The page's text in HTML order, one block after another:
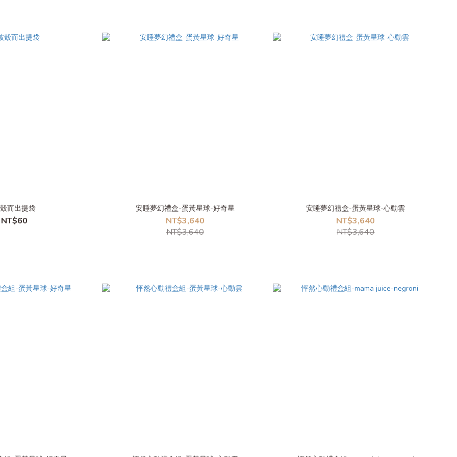
而出提袋
NT$60
安睡夢幻禮盒-蛋黃星球-好奇星
NT$3,640
NT$3,640
安睡夢幻禮盒-蛋黃星球-心動雲
NT$3,640
NT$3,640